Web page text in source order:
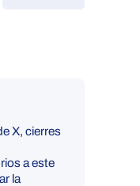
X, cierres
a este
la